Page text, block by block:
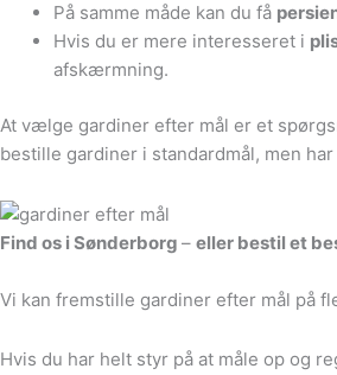
På samme måde kan du få
Hvis du er mere interesseret i
afskærmning.
At vælge gardiner efter mål er et
bestille gardiner i standardmål, men
Find os i Sønderborg – eller bestil et
Vi kan fremstille gardiner efter mål på
Hvis du har helt styr på at måle op og